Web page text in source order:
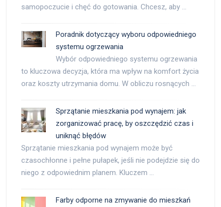
samopoczucie i chęć do gotowania. Chcesz, aby …
Poradnik dotyczący wyboru odpowiedniego
systemu ogrzewania
Wybór odpowiedniego systemu ogrzewania
to kluczowa decyzja, która ma wpływ na komfort życia
oraz koszty utrzymania domu. W obliczu rosnących …
Sprzątanie mieszkania pod wynajem: jak
zorganizować pracę, by oszczędzić czas i
uniknąć błędów
Sprzątanie mieszkania pod wynajem może być
czasochłonne i pełne pułapek, jeśli nie podejdzie się do
niego z odpowiednim planem. Kluczem …
Farby odporne na zmywanie do mieszkań